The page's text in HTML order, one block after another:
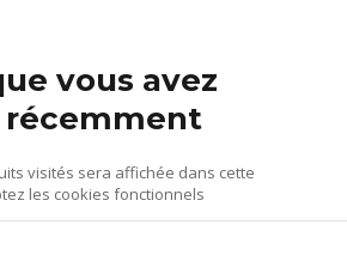
vous avez
récemment
visités sera affichée dans cette
les cookies fonctionnels